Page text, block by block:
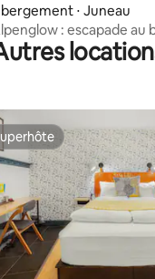
sur la base de 12
⋅ Juneau
: escapade au
jacuzzi privé